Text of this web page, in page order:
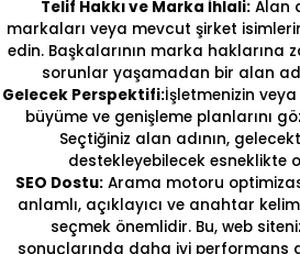
Telif Hakkı ve Marka İhlali:Alan
markaları veya mevcut şirket
edin. Başkalarının marka haklarına
sorunlar yaşamadan bir alan
Gelecek Perspektifi:İşletmenizin
büyüme ve genişleme planlarını
Seçtiğiniz alan adının,
destekleyebilecek esneklikte
SEO Dostu:Arama motoru
anlamlı, açıklayıcı ve anahtar
seçmek önemlidir. Bu, web
sonuçlarında daha iyi performans